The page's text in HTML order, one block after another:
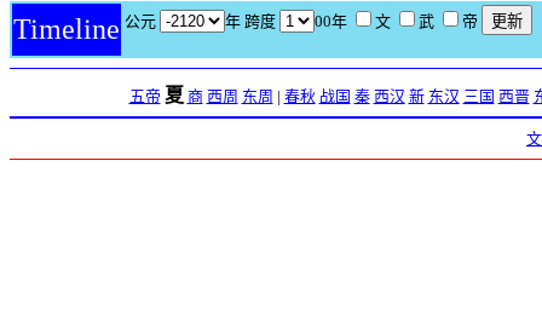
Timeline 公元 年 跨度 00年 文 武 帝
五帝 夏 商 西周 东周 | 春秋 战国 秦 西汉 新 东汉 三国 西晋